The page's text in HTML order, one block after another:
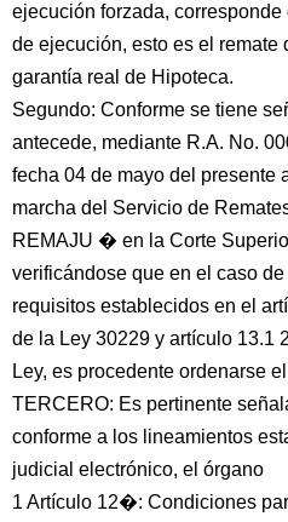
ejecución forzada,
de ejecución, esto es el remate
garantía real de Hipoteca.
Segundo: Conforme se tiene
antecede, mediante R.A. No.
fecha 04 de mayo del presente
marcha del Servicio de
REMAJU � en la Corte
verificándose que en el caso
requisitos establecidos en el
de la Ley 30229 y artículo 13.1
Ley, es procedente ordenarse
TERCERO: Es pertinente
conforme a los lineamientos
judicial electrónico, el órgano
1 Artículo 12�: Condiciones